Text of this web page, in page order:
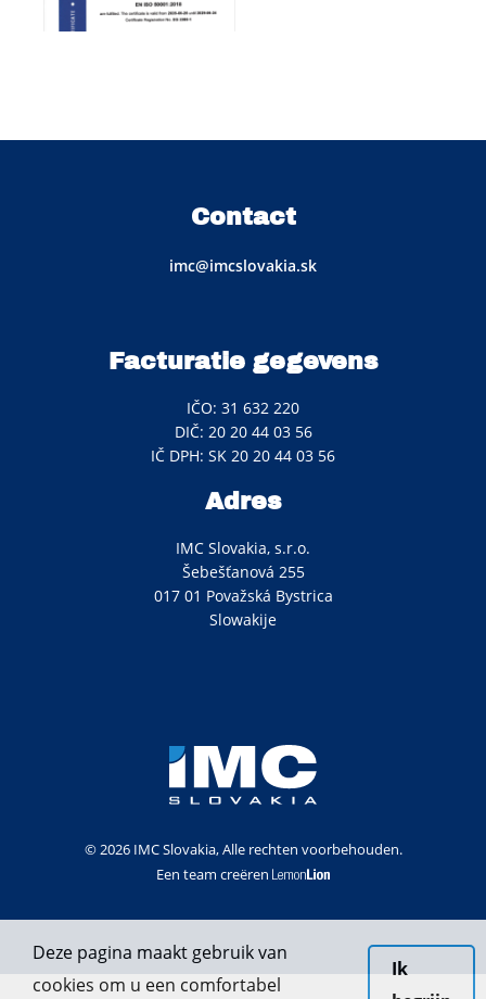
© 2026 IMC Slovakia, Alle rechten voorbehouden.
Een team creëren
Contact
imc@imcslovakia.sk
Facturatie gegevens
IČO: 31 632 220
DIČ: 20 20 44 03 56
IČ DPH: SK 20 20 44 03 56
Adres
IMC Slovakia, s.r.o.
Šebešťanová 255
017 01 Považská Bystrica
Slowakije
Deze pagina maakt gebruik van
cookies om u een comfortabel
Ik